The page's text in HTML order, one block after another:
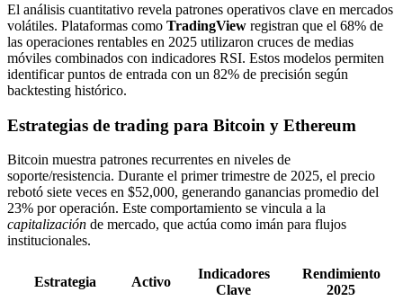
El análisis cuantitativo revela patrones operativos clave en mercados
volátiles. Plataformas como TradingView registran que el 68% de
las operaciones rentables en 2025 utilizaron cruces de medias
móviles combinados con indicadores RSI. Estos modelos permiten
identificar puntos de entrada con un 82% de precisión según
backtesting histórico.
Estrategias de trading para Bitcoin y Ethereum
Bitcoin muestra patrones recurrentes en niveles de
soporte/resistencia. Durante el primer trimestre de 2025, el precio
rebotó siete veces en $52,000, generando ganancias promedio del
23% por operación. Este comportamiento se vincula a la
capitalización de mercado, que actúa como imán para flujos
institucionales.
Estrategia Activo
Indicadores
Clave
Rendimiento
2025